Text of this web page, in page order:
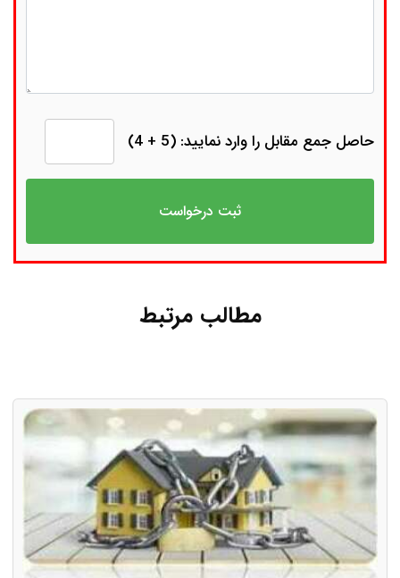
حاصل جمع مقابل را وارد نمایید: (5 + 4)
مطالب مرتبط